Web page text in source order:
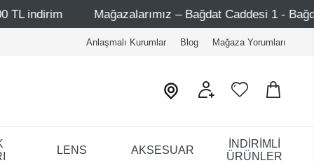
Mağazalarımız – Bağdat Caddesi 1 - Bağdat Caddesi
Anlaşmalı Kurumlar Blog Mağaza Yorumları
LENS AKSESUAR
İNDİRİMLİ
ÜRÜNLER